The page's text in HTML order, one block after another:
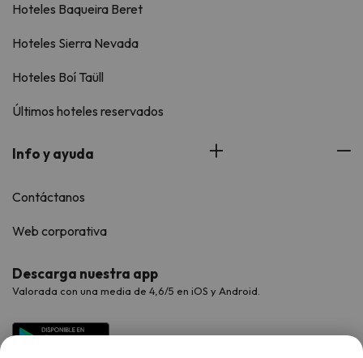
Hoteles Baqueira Beret
Hoteles Sierra Nevada
Hoteles Boí Taüll
Últimos hoteles reservados
Info y ayuda
Contáctanos
Web corporativa
Descarga nuestra app
Valorada con una media de 4,6/5 en iOS y Android.